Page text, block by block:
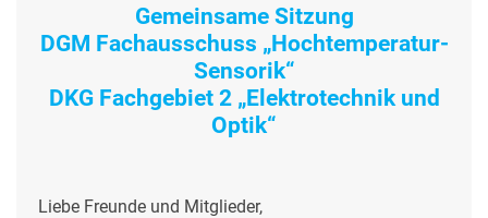
Gemeinsame Sitzung
DGM Fachausschuss „Hochtemperatur-
Sensorik“
DKG Fachgebiet 2 „Elektrotechnik und
Optik“
Liebe Freunde und Mitglieder,